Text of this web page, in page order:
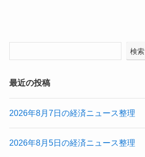
検索
最近の投稿
2026年8月7日の経済ニュース整理
2026年8月5日の経済ニュース整理